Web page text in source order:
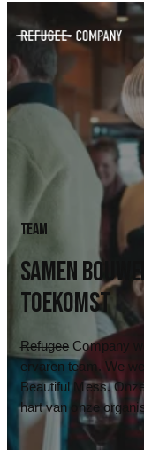
team
Samen
toekomst
Refugee Company
ervaren team. We
Beautiful Mess.
hart van onze